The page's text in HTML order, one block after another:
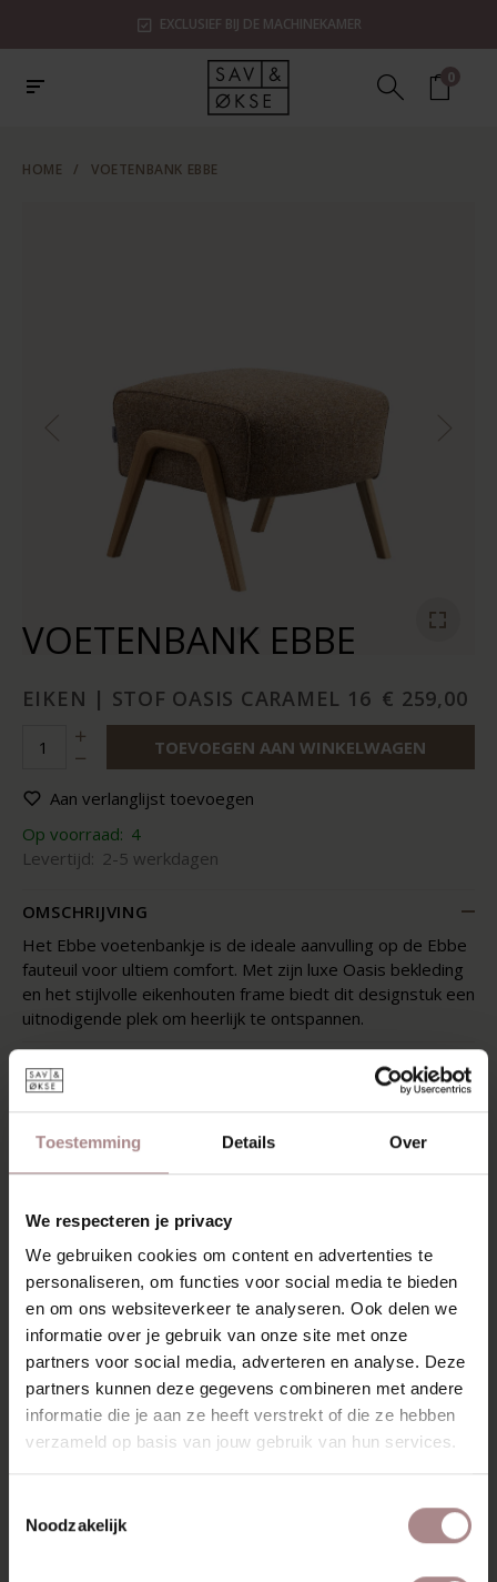
Toestemming Details Over
We respecteren je privacy
We gebruiken cookies om content en advertenties te
personaliseren, om functies voor social media te bieden
en om ons websiteverkeer te analyseren. Ook delen we
informatie over je gebruik van onze site met onze
partners voor social media, adverteren en analyse. Deze
partners kunnen deze gegevens combineren met andere
informatie die je aan ze heeft verstrekt of die ze hebben
verzameld op basis van jouw gebruik van hun services.
Noodzakelijk
EXCLUSIEF BIJ DE MACHINEKAMER
0
HOME / VOETENBANK EBBE
VOETENBANK EBBE
EIKEN | STOF OASIS CARAMEL 16 € 259,00
TOEVOEGEN AAN WINKELWAGEN
Aan verlanglijst toevoegen
Op voorraad: 4
Levertijd: 2-5 werkdagen
OMSCHRIJVING
Het Ebbe voetenbankje is de ideale aanvulling op de Ebbe
fauteuil voor ultiem comfort. Met zijn luxe Oasis bekleding
en het stijlvolle eikenhouten frame biedt dit designstuk een
uitnodigende plek om heerlijk te ontspannen.
KENMERKEN
VERPAKKING EN MONTAGE
GARANTIE
ZAKELIJK
MISSCHIEN VIND JE DIT
OOK MOOI